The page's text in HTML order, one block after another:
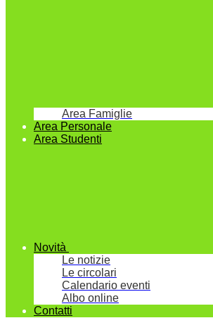
Area Famiglie
Area Personale
Area Studenti
Novità
Le notizie
Le circolari
Calendario eventi
Albo online
Contatti